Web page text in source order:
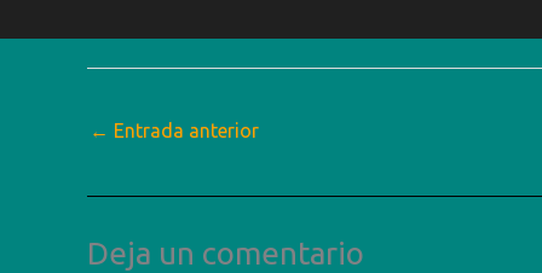
← Entrada anterior
Deja un comentario